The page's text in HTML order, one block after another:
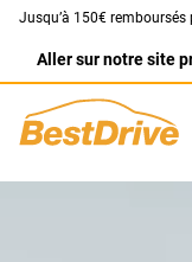
Jusqu’à 150€
Aller sur notre site